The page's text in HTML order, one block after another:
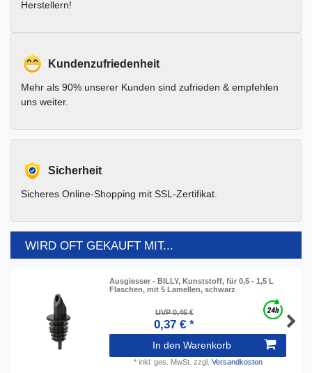
Herstellern!
Kundenzufriedenheit
Mehr als 90% unserer Kunden sind zufrieden & empfehlen
uns weiter.
Sicherheit
Sicheres Online-Shopping mit SSL-Zertifikat.
WIRD OFT GEKAUFT MIT...
Ausgiesser - BILLY, Kunststoff, für 0,5 - 1,5 L
Flaschen, mit 5 Lamellen, schwarz
UVP 0,46 €
0,37 € *
In den Warenkorb
* inkl. ges. MwSt. zzgl. Versandkosten